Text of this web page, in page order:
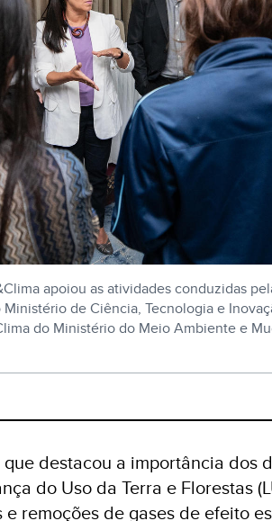
apoiou as atividades conduzidas
de Ciência, Tecnologia e
do Ministério do Meio Ambiente e
destacou a importância dos
do Uso da Terra e Florestas
remoções de gases de efeito